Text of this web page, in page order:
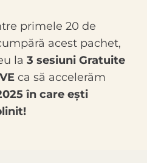
primele 20 de
acest pachet,
la 3 sesiuni Gratuite
ca să accelerăm
în care ești